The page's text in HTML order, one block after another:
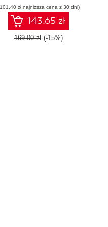
zł najniższa cena z 30 dni)
143.65 zł
169.00 zł (-15%)